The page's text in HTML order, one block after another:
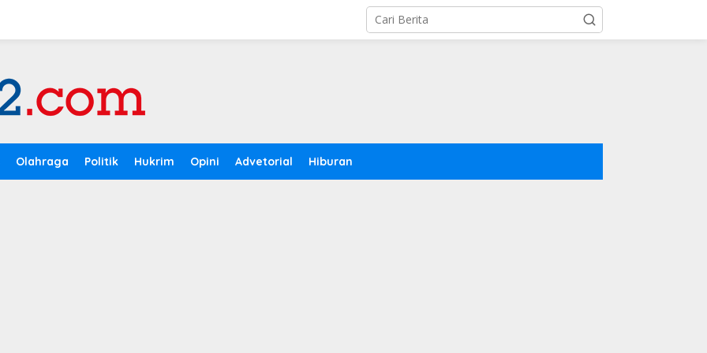
Olahraga Politik Hukrim Opini Advetorial Hiburan